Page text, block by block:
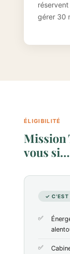
gérer 30
ÉLIGIBILITÉ
Mission
vous si…
✓ C'EST